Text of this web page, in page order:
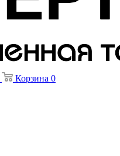
Корзина 0